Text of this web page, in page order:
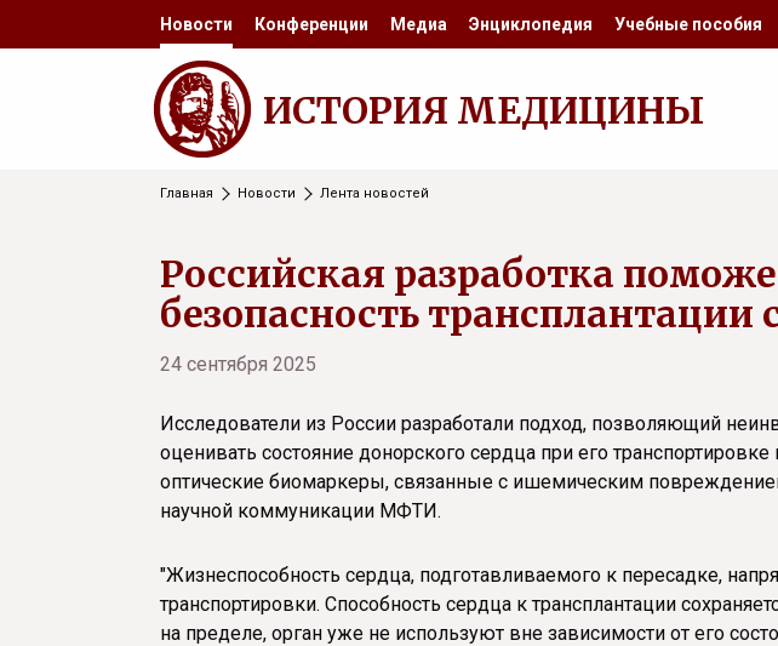
Новости Конференции Медиа Энциклопедия Учебные пособия
ИСТОРИЯ МЕДИЦИНЫ
Главная Новости Лента новостей
Российская разработка
безопасность трансплантации
24 сентября 2025
Исследователи из России разработали подход, позволяющий
оценивать состояние донорского сердца при его транспортировке
оптические биомаркеры, связанные с ишемическим
научной коммуникации МФТИ.
"Жизнеспособность сердца, подготавливаемого к пересадке,
транспортировки. Способность сердца к трансплантации
на пределе, орган уже не используют вне зависимости от его